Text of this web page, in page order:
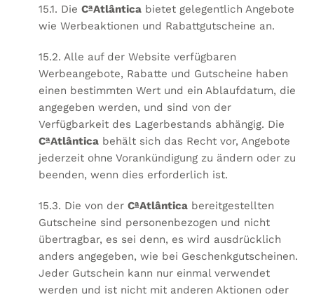
15.1. Die CªAtlântica bietet gelegentlich Angebote
wie Werbeaktionen und Rabattgutscheine an.
15.2. Alle auf der Website verfügbaren
Werbeangebote, Rabatte und Gutscheine haben
einen bestimmten Wert und ein Ablaufdatum, die
angegeben werden, und sind von der
Verfügbarkeit des Lagerbestands abhängig. Die
CªAtlântica behält sich das Recht vor, Angebote
jederzeit ohne Vorankündigung zu ändern oder zu
beenden, wenn dies erforderlich ist.
15.3. Die von der CªAtlântica bereitgestellten
Gutscheine sind personenbezogen und nicht
übertragbar, es sei denn, es wird ausdrücklich
anders angegeben, wie bei Geschenkgutscheinen.
Jeder Gutschein kann nur einmal verwendet
werden und ist nicht mit anderen Aktionen oder